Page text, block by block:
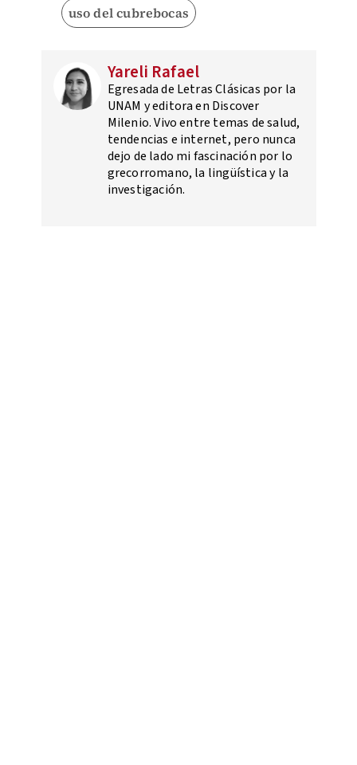
uso del cubrebocas
Yareli Rafael
Egresada de Letras Clásicas por la
UNAM y editora en Discover
Milenio. Vivo entre temas de salud,
tendencias e internet, pero nunca
dejo de lado mi fascinación por lo
grecorromano, la lingüística y la
investigación.